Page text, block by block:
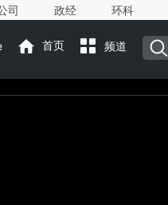
司 政经 环科
首页 频道